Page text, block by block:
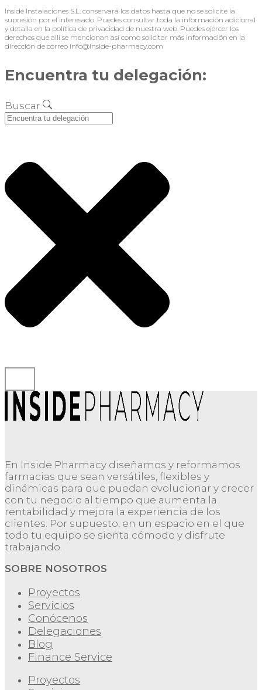
Inside Instalaciones S.L. conservará los datos hasta que no se solicite la
supresión por el interesado. Puedes consultar toda la información adicional
y detalla en la política de privacidad de nuestra web. Puedes ejercer los
derechos que allí se mencionan así como solicitar más información en la
dirección de correo info@inside-pharmacy.com
Encuentra tu delegación:
Buscar
En Inside Pharmacy diseñamos y reformamos
farmacias que sean versátiles, flexibles y
dinámicas para que puedan evolucionar y crecer
con tu negocio al tiempo que aumenta la
rentabilidad y mejora la experiencia de los
clientes. Por supuesto, en un espacio en el que
todo tu equipo se sienta cómodo y disfrute
trabajando.
SOBRE NOSOTROS
Proyectos
Servicios
Conócenos
Delegaciones
Blog
Finance Service
Proyectos